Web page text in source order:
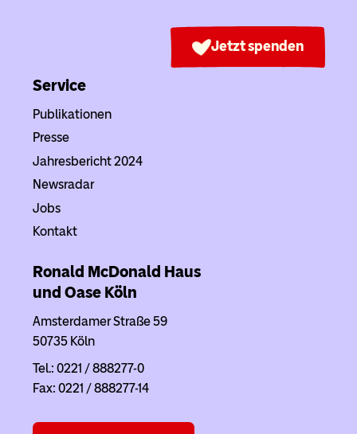
Jetzt spenden
Service
Publikationen
Presse
Jahresbericht 2024
Newsradar
Jobs
Kontakt
Ronald McDonald Haus
und Oase Köln
Amsterdamer Straße 59
50735 Köln
Tel.: 0221 / 888277-0
Fax: 0221 / 888277-14